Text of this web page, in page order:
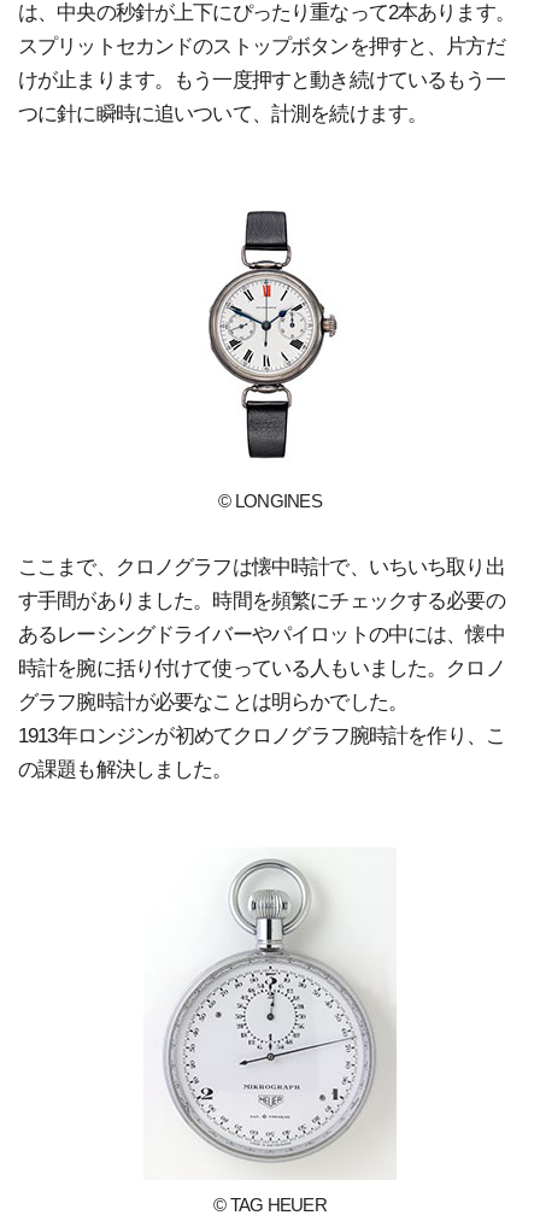
は、中央の秒針が上下にぴったり重なって2本あります。
スプリットセカンドのストップボタンを押すと、片方だ
けが止まります。もう一度押すと動き続けているもう一
つに針に瞬時に追いついて、計測を続けます。
© LONGINES
ここまで、クロノグラフは懐中時計で、いちいち取り出
す手間がありました。時間を頻繁にチェックする必要の
あるレーシングドライバーやパイロットの中には、懐中
時計を腕に括り付けて使っている人もいました。クロノ
グラフ腕時計が必要なことは明らかでした。
1913年ロンジンが初めてクロノグラフ腕時計を作り、こ
の課題も解決しました。
© TAG HEUER